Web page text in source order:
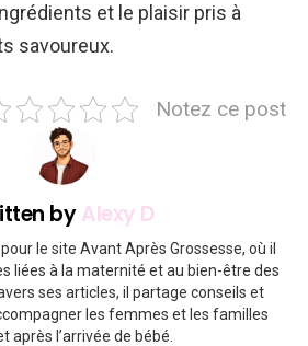
et le plaisir pris à
savoureux.
Notez ce post
byAlexy D
le site Avant Après Grossesse, où il
liées à la maternité et au bien-être des
ses articles, il partage conseils et
les femmes et les familles
après l’arrivée de bébé.